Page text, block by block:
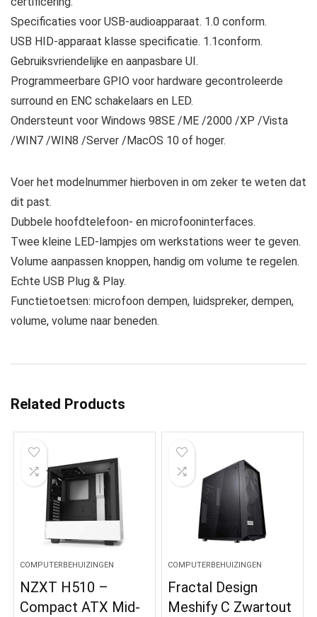
Specificaties voor USB-audioapparaat. 1.0 conform.
USB HID-apparaat klasse specificatie. 1.1conform.
Gebruiksvriendelijke en aanpasbare UI.
Programmeerbare GPIO voor hardware gecontroleerde
surround en ENC schakelaars en LED.
Ondersteunt voor Windows 98SE /ME /2000 /XP /Vista
/WIN7 /WIN8 /Server /MacOS 10 of hoger.
Voer het modelnummer hierboven in om zeker te weten dat
dit past.
Dubbele hoofdtelefoon- en microfooninterfaces.
Twee kleine LED-lampjes om werkstations weer te geven.
Volume aanpassen knoppen, handig om volume te regelen.
Echte USB Plug & Play.
Functietoetsen: microfoon dempen, luidspreker, dempen,
volume, volume naar beneden.
Related Products
COMPUTERBEHUIZINGEN
NZXT H510 –
Compact ATX Mid-
COMPUTERBEHUIZINGEN
Fractal Design
Meshify C Zwartout